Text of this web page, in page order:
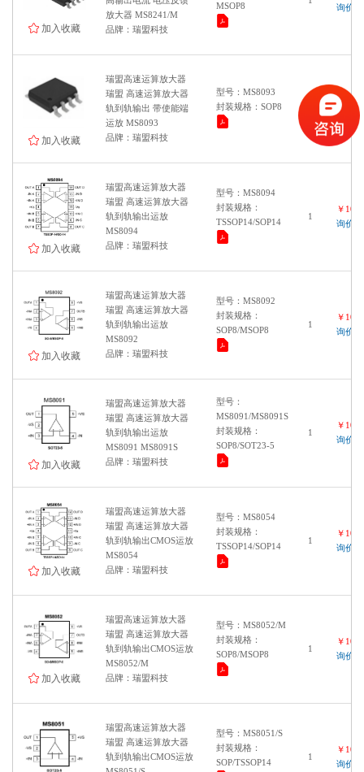
加入收藏
放大器 MS8241/M
品牌：瑞盟科技
MSOP8
询价
加入收藏
瑞盟高速运算放大器
瑞盟 高速运算放大器
轨到轨输出 带使能端
运放 MS8093
品牌：瑞盟科技
型号：MS8093
封装规格：SOP8
￥
询价
加入收藏
瑞盟高速运算放大器
瑞盟 高速运算放大器
轨到轨输出运放
MS8094
品牌：瑞盟科技
型号：MS8094
封装规格：
TSSOP14/SOP14
1
￥
询价
加入收藏
瑞盟高速运算放大器
瑞盟 高速运算放大器
轨到轨输出运放
MS8092
品牌：瑞盟科技
型号：MS8092
封装规格：
SOP8/MSOP8
1
￥
询价
加入收藏
瑞盟高速运算放大器
瑞盟 高速运算放大器
轨到轨输出运放
MS8091 MS8091S
品牌：瑞盟科技
型号：
MS8091/MS8091S
封装规格：
SOP8/SOT23-5
1
￥
询价
加入收藏
瑞盟高速运算放大器
瑞盟 高速运算放大器
轨到轨输出CMOS运放
MS8054
品牌：瑞盟科技
型号：MS8054
封装规格：
TSSOP14/SOP14
1
￥
询价
加入收藏
瑞盟高速运算放大器
瑞盟 高速运算放大器
轨到轨输出CMOS运放
MS8052/M
品牌：瑞盟科技
型号：MS8052/M
封装规格：
SOP8/MSOP8
1
￥
询价
瑞盟高速运算放大器
瑞盟 高速运算放大器
轨到轨输出CMOS运放
型号：MS8051/S
封装规格：
SOP/TSSOP14
1
￥
询价